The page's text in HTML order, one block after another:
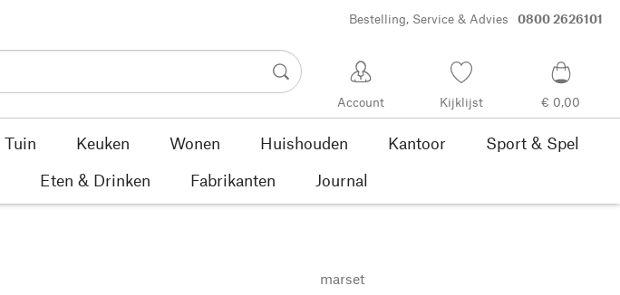
Bestelling, Service & Advies 0800 2626101
Account Kijklijst € 0,00
Tuin Keuken Wonen Huishouden Kantoor
Sport & Spel
Eten & Drinken Fabrikanten Journal
marset